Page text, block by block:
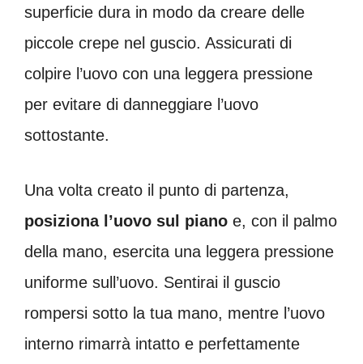
superficie dura in modo da creare delle
piccole crepe nel guscio. Assicurati di
colpire l’uovo con una leggera pressione
per evitare di danneggiare l’uovo
sottostante.
Una volta creato il punto di partenza,
posiziona l’uovo sul piano e, con il palmo
della mano, esercita una leggera pressione
uniforme sull’uovo. Sentirai il guscio
rompersi sotto la tua mano, mentre l’uovo
interno rimarrà intatto e perfettamente